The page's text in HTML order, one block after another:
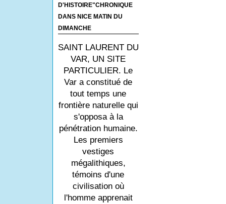
D'HISTOIRE"CHRONIQUE
DANS NICE MATIN DU
DIMANCHE
SAINT LAURENT DU
VAR, UN SITE
PARTICULIER. Le
Var a constitué de
tout temps une
frontière naturelle qui
s'opposa à la
pénétration humaine.
Les premiers
vestiges
mégalithiques,
témoins d'une
civilisation où
l'homme apprenait